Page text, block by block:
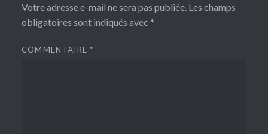
Votre adresse e-mail ne sera pas publiée. Les champs
obligatoires sont indiqués avec *
COMMENTAIRE*